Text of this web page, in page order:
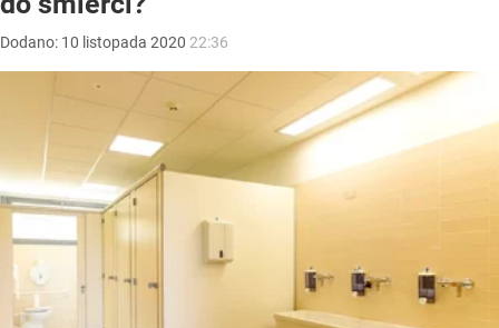
Dodano: 10 listopada 2020 22:36